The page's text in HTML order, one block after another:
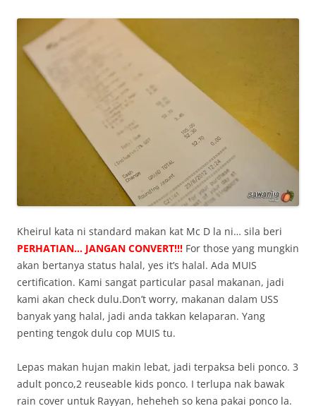
Kheirul kata ni standard makan kat Mc D la ni… sila beri
PERHATIAN… JANGAN CONVERT!!! For those yang mungkin
akan bertanya status halal, yes it’s halal. Ada MUIS
certification. Kami sangat particular pasal makanan, jadi
kami akan check dulu.Don’t worry, makanan dalam USS
banyak yang halal, jadi anda takkan kelaparan. Yang
penting tengok dulu cop MUIS tu.
Lepas makan hujan makin lebat, jadi terpaksa beli ponco. 3
adult ponco,2 reuseable kids ponco. I terlupa nak bawak
rain cover untuk Rayyan, heheheh so kena pakai ponco la.